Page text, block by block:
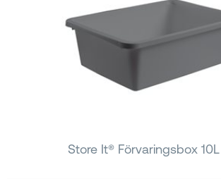
Store It® Förvaringsbox